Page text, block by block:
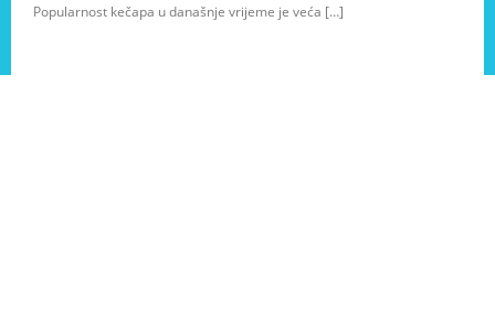
Popularnost kečapa u današnje vrijeme je veća […]